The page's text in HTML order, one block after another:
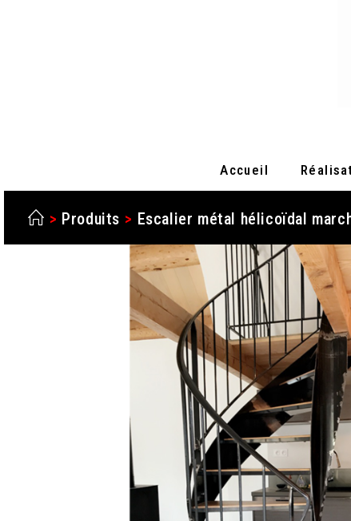
Accueil
> Produits > Escalier métal hélicoïdal